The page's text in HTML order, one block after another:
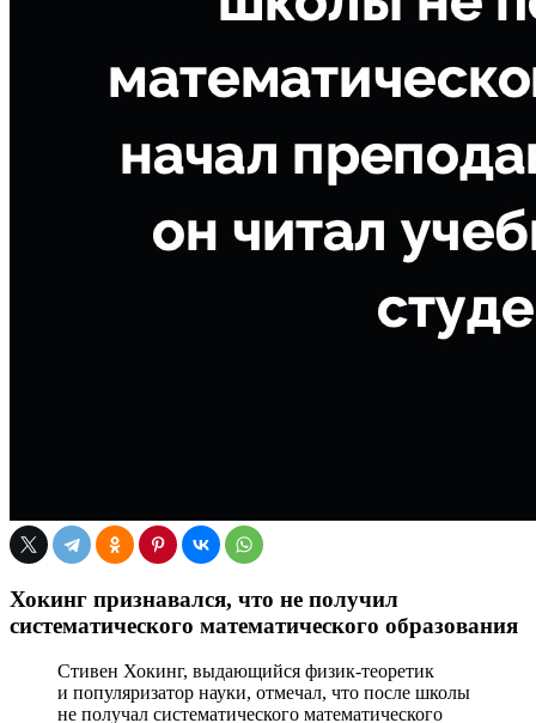
Хокинг признавался, что не получил
систематического математического образования
Стивен Хокинг, выдающийся физик-теоретик
и популяризатор науки, отмечал, что после школы
не получал систематического математического